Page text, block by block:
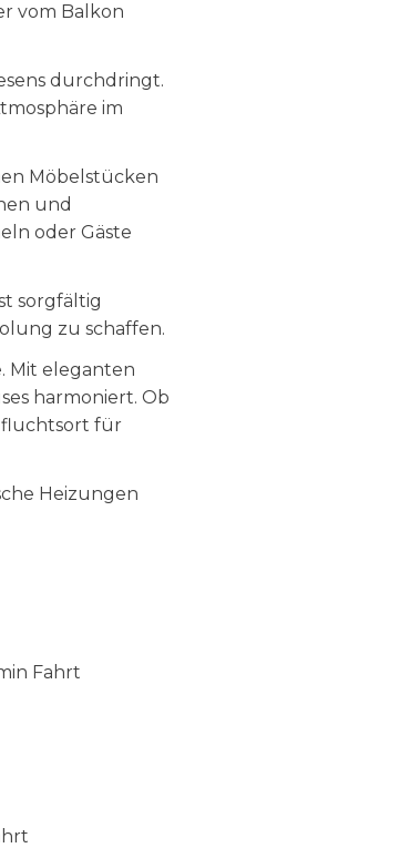
vom Balkon
durchdringt.
im
Möbelstücken
und
oder Gäste
sorgfältig
zu schaffen.
Mit eleganten
harmoniert. Ob
für
Heizungen
Fahrt